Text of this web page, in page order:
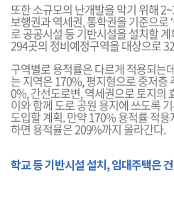
또한 소규모의 난개발을 막기 위해
보행권과 역세권, 통학권을 기준으로
로 공공시설 등 기반시설을 설치할
294곳의 정비예정구역을 대상으로
구역별로 용적률은 다르게 적용되는
는 지역은 170%, 평지형으로 중저층
0%, 간선도로변, 역세권으로 토지의
이와 함께 도로 공원 용지에 쓰도록
도입할 계획. 만약 170% 용적률 적
하면 용적율은 209%까지 올라간다.
학교 등 기반시설 설치, 임대주택은